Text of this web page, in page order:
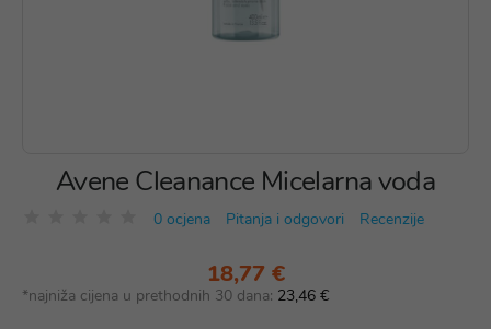
Avene Cleanance Micelarna voda
0 ocjena Pitanja i odgovori Recenzije
18,77 €
*najniža cijena u prethodnih 30 dana: 23,46 €